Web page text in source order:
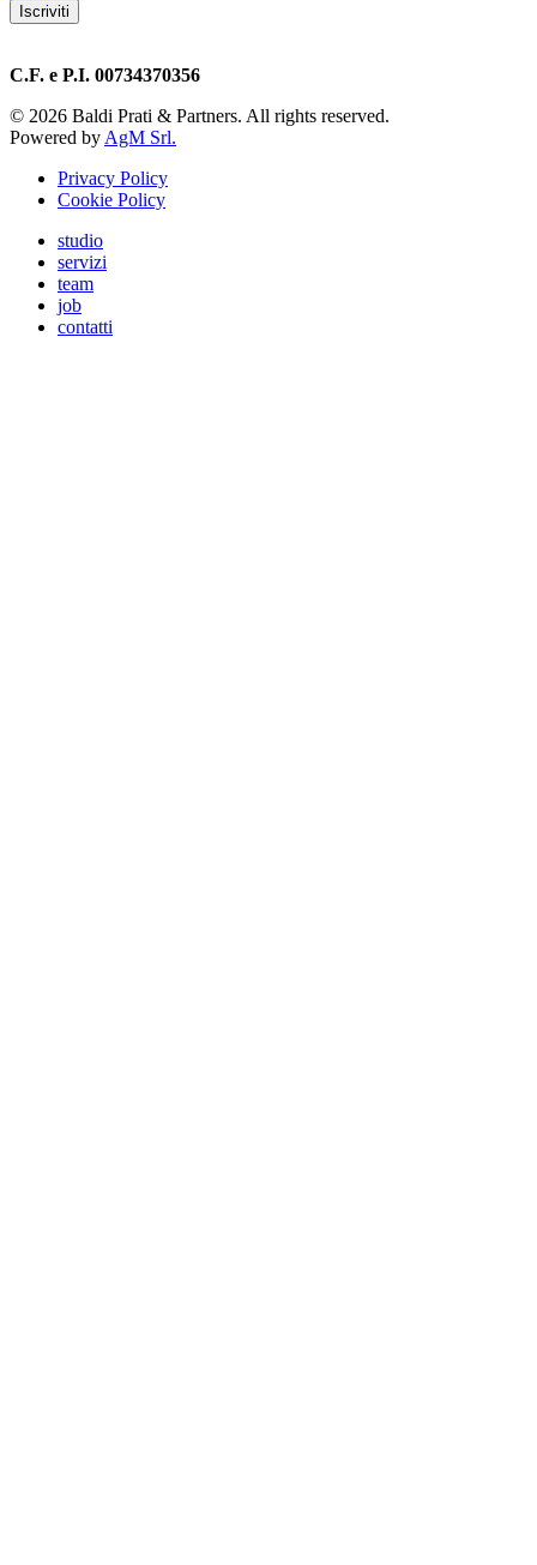
C.F. e P.I. 00734370356
© 2026 Baldi Prati & Partners. All rights reserved.
Powered by AgM Srl.
Privacy Policy
Cookie Policy
studio
servizi
team
job
contatti